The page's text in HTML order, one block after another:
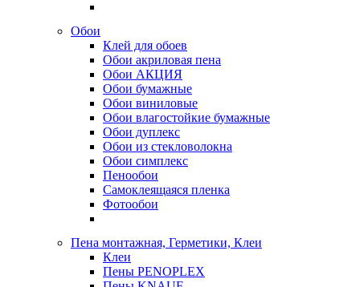
Обои
Клей для обоев
Обои акриловая пена
Обои АКЦИЯ
Обои бумажные
Обои виниловые
Обои влагостойкие бумажные
Обои дуплекс
Обои из стекловолокна
Обои симплекс
Пенообои
Самоклеящаяся пленка
Фотообои
Пена монтажная, Герметики, Клеи
Клеи
Пены PENOPLEX